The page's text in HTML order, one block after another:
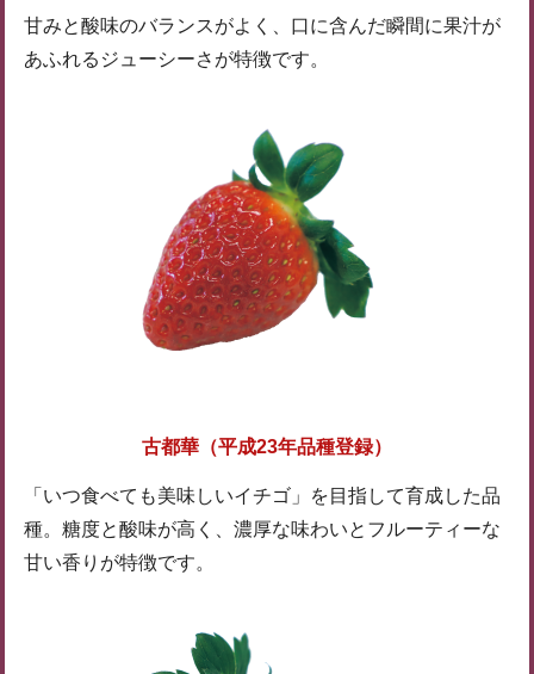
甘みと酸味のバランスがよく、口に含んだ瞬間に果汁が
あふれるジューシーさが特徴です。
古都華（平成23年品種登録）
「いつ食べても美味しいイチゴ」を目指して育成した品
種。糖度と酸味が高く、濃厚な味わいとフルーティーな
甘い香りが特徴です。